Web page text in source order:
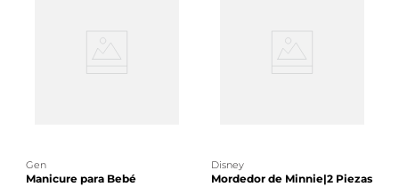
gen
Manicure para Bebé
disney
Mordedor de Minnie|2 Piezas